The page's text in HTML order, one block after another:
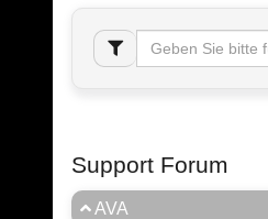
Support Forum
AVA